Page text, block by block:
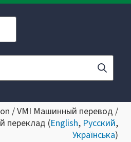
/ VMI Машинный перевод /
переклад (English, Русский,
Українська)